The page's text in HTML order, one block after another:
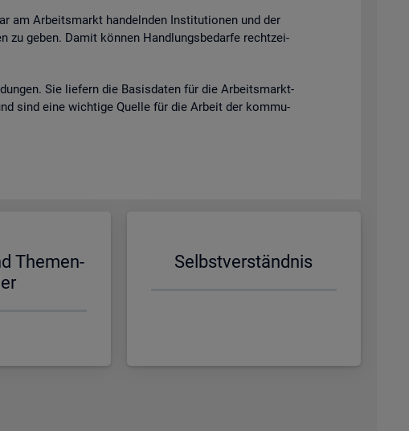
am Ar­beits­markt han­deln­den In­sti­tu­tio­nen und der
zu geben. Damit kön­nen Hand­lungs­be­dar­fe recht­zei­
Sie lie­fern die Ba­sis­da­ten für die Ar­beits­markt­
sind eine wich­ti­ge Quel­le für die Ar­beit der kom­mu­
The­men­
Selbst­ver­ständ­nis